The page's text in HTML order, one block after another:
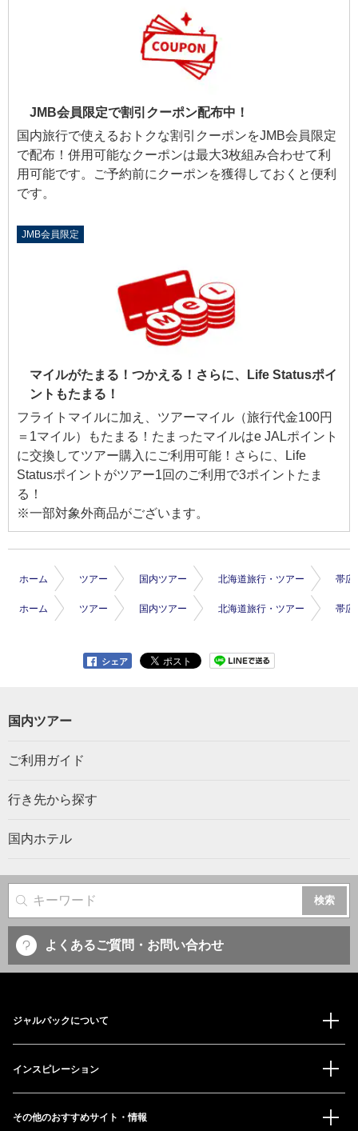
JMB会員限定で割引クーポン配布中！
国内旅行で使えるおトクな割引クーポンをJMB会員限定
で配布！併用可能なクーポンは最大3枚組み合わせて利
用可能です。ご予約前にクーポンを獲得しておくと便利
です。
JMB会員限定
マイルがたまる！つかえる！さらに、Life Statusポイ
ントもたまる！
フライトマイルに加え、ツアーマイル（旅行代金100円
＝1マイル）もたまる！たまったマイルはe JALポイント
に交換してツアー購入にご利用可能！さらに、Life
Statusポイントがツアー1回のご利用で3ポイントたま
る！
※一部対象外商品がございます。
ホーム ツアー 国内ツアー 北海道旅行・ツアー 帯広
ホーム ツアー 国内ツアー 北海道旅行・ツアー 帯広
シェア
国内ツアー
ご利用ガイド
行き先から探す
国内ホテル
サイト内検索
よくあるご質問・お問い合わせ
ジャルパックについて
インスピレーション
その他のおすすめサイト・情報